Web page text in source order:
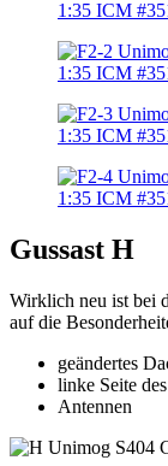
Gussast H
Wirklich neu ist bei
auf die
geändertes
linke Seite
Antennen